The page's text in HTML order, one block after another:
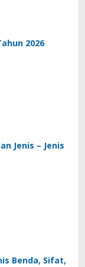
2026
Jenis – Jenis
Benda, Sifat,